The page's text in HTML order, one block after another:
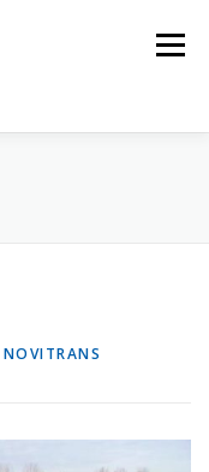
Menu
NOVITRANS